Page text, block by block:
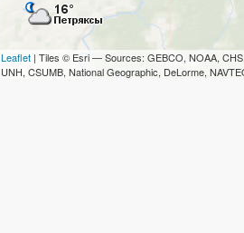
Leaflet | Tiles © Esri — Sources: GEBCO, NOAA,
UNH, CSUMB, National Geographic, DeLorme,